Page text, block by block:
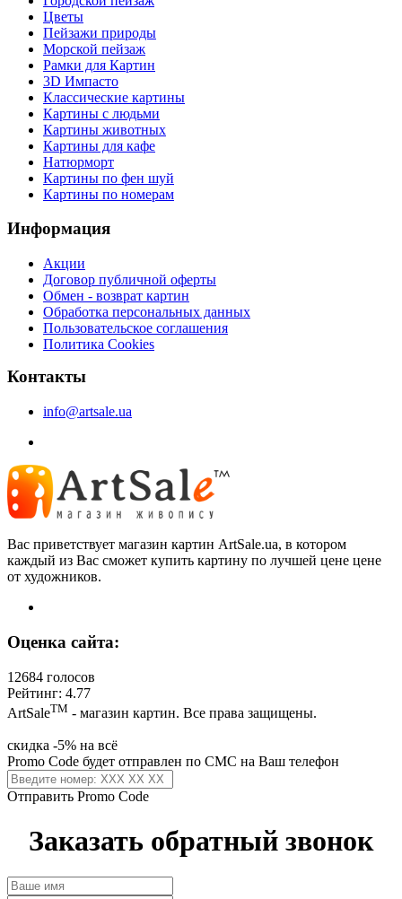
Цветы
Пейзажи природы
Морской пейзаж
Рамки для Картин
3D Импасто
Классические картины
Картины с людьми
Картины животных
Картины для кафе
Натюрморт
Картины по фен шуй
Картины по номерам
Информация
Акции
Договор публичной оферты
Обмен - возврат картин
Обработка персональных данных
Пользовательское соглашения
Политика Cookies
Контакты
info@artsale.ua
Вас приветствует магазин картин ArtSale.ua, в котором
каждый из Вас сможет купить картину по лучшей цене цене
от художников.
Оценка сайта:
12684 голосов
Рейтинг: 4.77
ArtSaleТМ - магазин картин. Все права защищены.
скидка -5% на всё
Promo Code будет отправлен по СМС на Ваш телефон
Отправить Promo Code
Заказать обратный звонок